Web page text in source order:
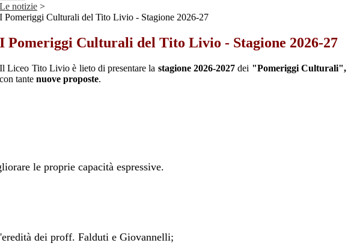
Le notizie >
I Pomeriggi Culturali del Tito Livio - Stagione 2026-27
I Pomeriggi Culturali del Tito Livio - Stagione 2026-27
Il Liceo Tito Livio è lieto di presentare la stagione 2026-2027dei "Pomeriggi Culturali",
con tante nuove proposte.
le proprie capacità espressive.
dei proff. Falduti e Giovannelli;